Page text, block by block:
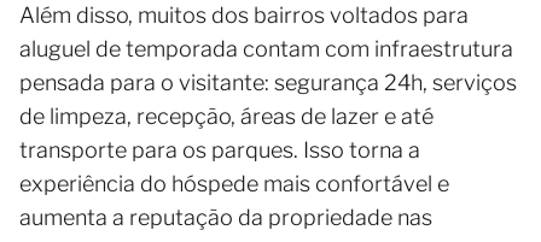
Além disso, muitos dos bairros voltados para
aluguel de temporada contam com infraestrutura
pensada para o visitante: segurança 24h, serviços
de limpeza, recepção, áreas de lazer e até
transporte para os parques. Isso torna a
experiência do hóspede mais confortável e
aumenta a reputação da propriedade nas